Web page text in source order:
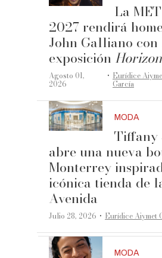
La
2027 rendirá
John Galliano
exposición
Agosto 01,
2026 ·Eurídice
García
MODA
Tiffany
abre una nueva
Monterrey
icónica tienda de
Avenida
Julio 28, 2026 ·Eurídice Aiymet
MODA